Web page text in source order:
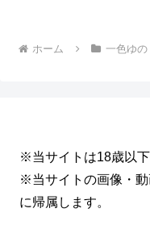
ホーム 一色ゆの
※当サイトは18歳以下
※当サイトの画像・
に帰属します。